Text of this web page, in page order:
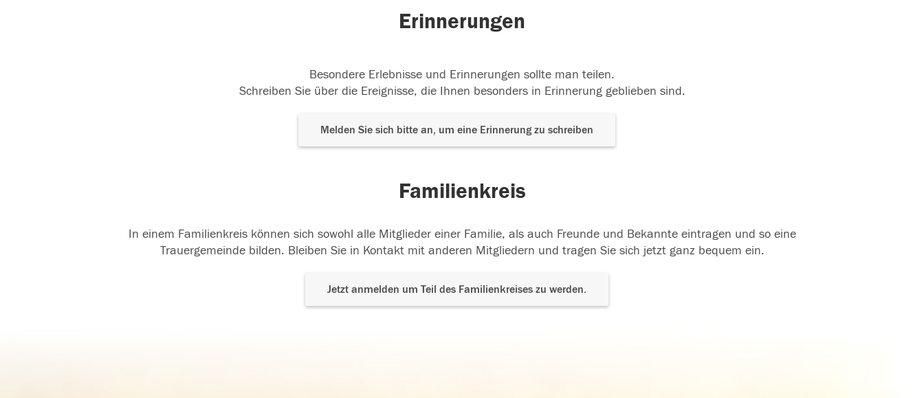
Erinnerungen
Besondere Erlebnisse und Erinnerungen sollte man teilen.
Schreiben Sie über die Ereignisse, die Ihnen besonders in Erinnerung geblieben sind.
Melden Sie sich bitte an, um eine Erinnerung zu schreiben
Familienkreis
In einem Familienkreis können sich sowohl alle Mitglieder einer Familie, als auch Freunde und Bekannte eintragen und so eine
Trauergemeinde bilden. Bleiben Sie in Kontakt mit anderen Mitgliedern und tragen Sie sich jetzt ganz bequem ein.
Jetzt anmelden um Teil des Familienkreises zu werden.